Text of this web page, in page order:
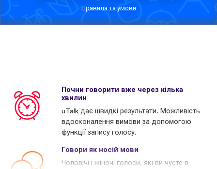
Правила та умови
Почни говорити вже через кілька
хвилин
uTalk дає швидкі результати. Можливість
вдосконалення вимови за допомогою
функції запису голосу.
Говори як носій мови
Чоловічі і жіночі голоси, які ви чуєте в